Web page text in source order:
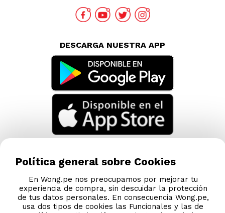
DESCARGA NUESTRA APP
Política general sobre Cookies
En Wong.pe nos preocupamos por mejorar tu
experiencia de compra, sin descuidar la protección
de tus datos personales. En consecuencia Wong.pe,
usa dos tipos de cookies las Funcionales y las de